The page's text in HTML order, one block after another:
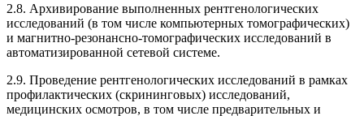
2.8. Архивирование выполненных рентгенологических
исследований (в том числе компьютерных томографических)
и магнитно-резонансно-томографических исследований в
автоматизированной сетевой системе.
2.9. Проведение рентгенологических исследований в рамках
профилактических (скрининговых) исследований,
медицинских осмотров, в том числе предварительных и